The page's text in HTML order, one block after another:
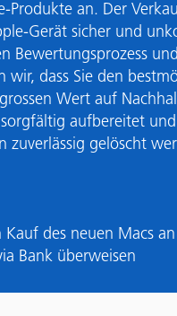
Produkte an. Der
Gerät sicher und
Bewertungsprozess
dass Sie den
Wert auf
aufbereitet und
gelöscht
des neuen Macs an
Bank überweisen